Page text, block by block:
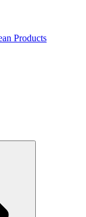
Products